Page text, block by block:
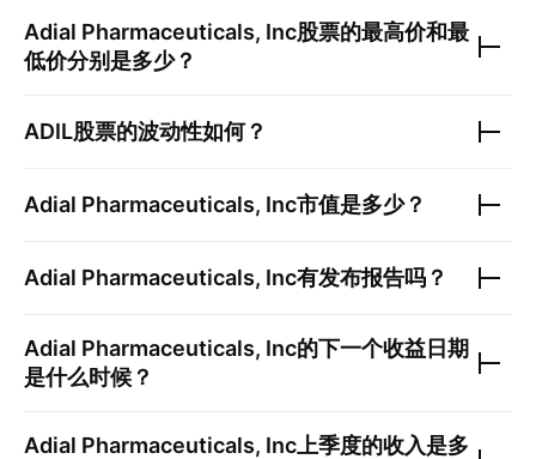
Adial Pharmaceuticals, Inc股票的最高价和最
低价分别是多少？
ADIL股票的波动性如何？
Adial Pharmaceuticals, Inc市值是多少？
Adial Pharmaceuticals, Inc有发布报告吗？
Adial Pharmaceuticals, Inc的下一个收益日期
是什么时候？
Adial Pharmaceuticals, Inc 上季度的收入是多